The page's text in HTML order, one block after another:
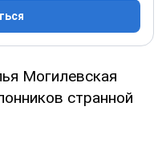
Могилевская
странной